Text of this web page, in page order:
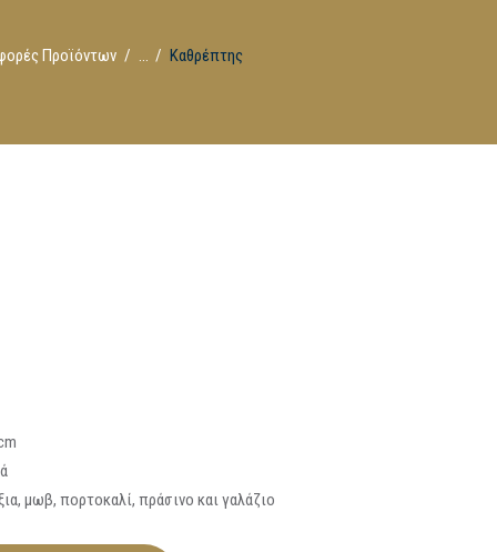
Προϊόντων ... Καθρέπτης
μωβ, πορτοκαλί, πράσινο και γαλάζιο